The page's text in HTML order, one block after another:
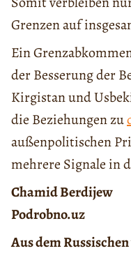
Grenzen auf
Ein
der Besserung der
Kirgistan und
die Beziehungen zu
außenpolitischen
mehrere Signale in
Chamid Berdijew
Podrobno.uz
Aus dem